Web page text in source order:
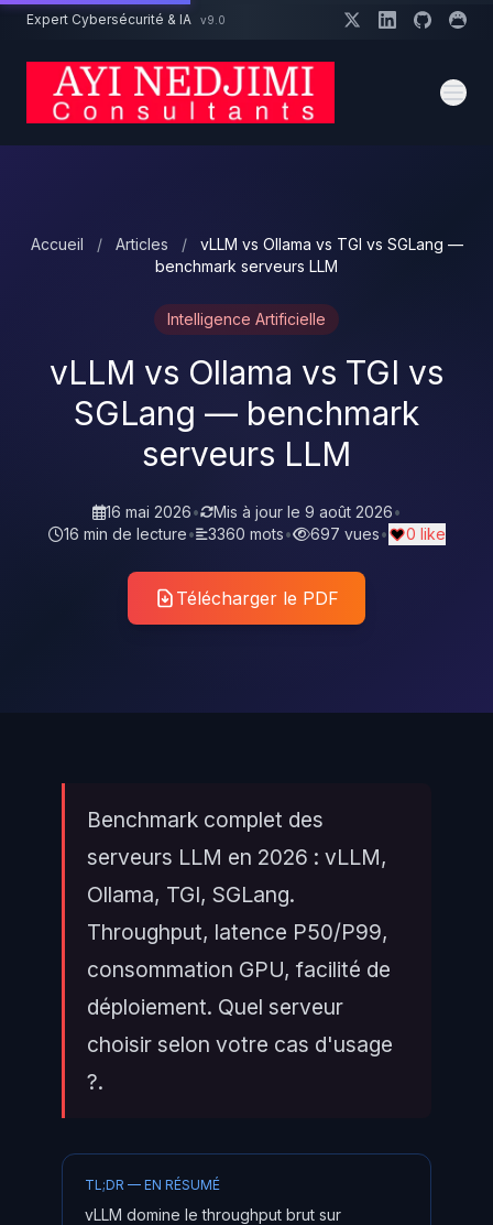
Aller au contenu principal
Expert Cybersécurité & IA v9.0
Accueil / Articles /
vLLM vs Ollama vs TGI vs SGLang —
benchmark serveurs LLM
Intelligence Artificielle
vLLM vs Ollama vs TGI vs
SGLang — benchmark
serveurs LLM
16 mai 2026• Mis à jour le 9 août 2026•
16 min de lecture• 3360 mots• 697 vues• 0 like
Télécharger le PDF
Benchmark complet des
serveurs LLM en 2026 : vLLM,
Ollama, TGI, SGLang.
Throughput, latence P50/P99,
consommation GPU, facilité de
déploiement. Quel serveur
choisir selon votre cas d'usage
?.
TL;DR — EN RÉSUMÉ
vLLM domine le throughput brut sur
Un projet cybersécurité ?